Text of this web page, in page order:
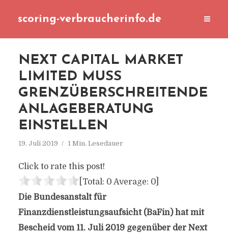
scoring-verbraucherinfo.de
NEXT CAPITAL MARKET
LIMITED MUSS
GRENZÜBERSCHREITENDE
ANLAGEBERATUNG
EINSTELLEN
19. Juli 2019 1 Min. Lesedauer
Click to rate this post!
[Total: 0 Average: 0]
Die Bundesanstalt für
Finanzdienstleistungsaufsicht (BaFin) hat mit
Bescheid vom 11. Juli 2019 gegenüber der Next